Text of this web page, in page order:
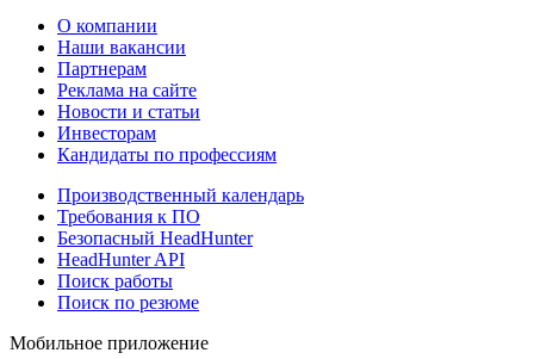
О компании
Наши вакансии
Партнерам
Реклама на сайте
Новости и статьи
Инвесторам
Кандидаты по профессиям
Производственный календарь
Требования к ПО
Безопасный HeadHunter
HeadHunter API
Поиск работы
Поиск по резюме
Мобильное приложение